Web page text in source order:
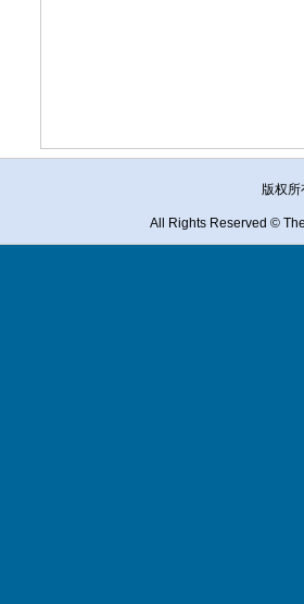
版权
All Rights Reserved ©